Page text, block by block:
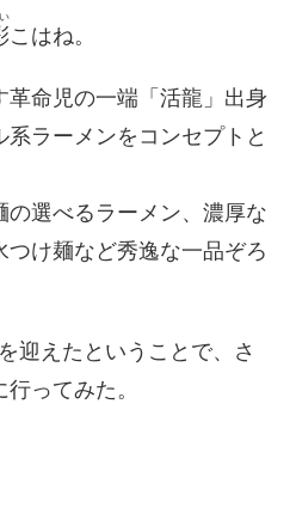
こはね。
命児の一端「活龍」出身
ラーメンをコンセプトと
選べるラーメン、濃厚な
け麺など秀逸な一品ぞろ
迎えたということで、さ
ってみた。